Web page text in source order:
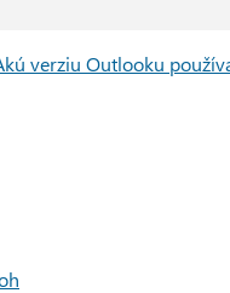
verziu Outlooku